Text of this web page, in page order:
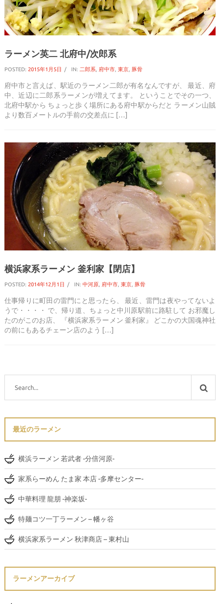
ラーメン英二 北府中/次郎系
POSTED: 2015年1月5日 IN: 二郎系, 府中市, 東京, 豚骨
府中市と言えば、駅近のラーメン二郎が有名なんですが、 最近、府
中、近辺に二郎系ラーメンが増えてます。 ということでその一つ、
北府中駅から ちょっと歩く場所にある府中駅からだと ラーメン山賊
より数百メートルの手前の交差点に […]
横浜家系ラーメン 釜利家【閉店】
POSTED: 2014年12月1日 IN: 中河原, 府中市, 東京, 豚骨
仕事帰りに町田の雷門にと思ったら、 最近、雷門は夜やってないよ
うで・・・・ で、帰り道、ちょっと中川原駅前に路駐して お邪魔し
たのがこのお店、 『横浜家系ラーメン 釜利家』 どこかの大国魂神社
の前にもあるチェーン店のよう […]
最近のラーメン
横浜ラーメン 若武者 -分倍河原-
家系らーめん たま家 本店 -多摩センター-
中華料理 龍朋 -神楽坂-
特麺コツ一丁ラーメン – 幡ヶ谷
横浜家系ラーメン 秋津商店 – 東村山
ラーメンアーカイブ